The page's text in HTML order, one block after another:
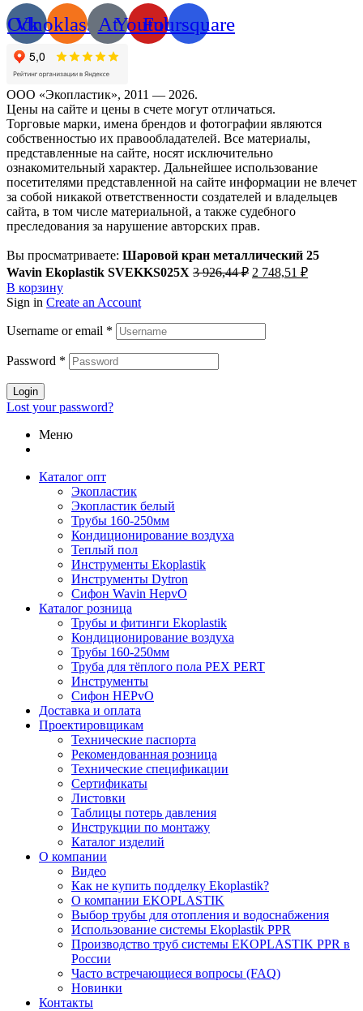
Vk
Odnoklassniki
AtYoutube
Foursquare
ООО «Экопластик», 2011 — 2026.
Цены на сайте и цены в счете могут отличаться.
Торговые марки, имена брендов и фотографии являются
собственностью их правообладателей. Все материалы,
представленные на сайте, носят исключительно
ознакомительный характер. Дальнейшее использование
посетителями представленной на сайте информации не влечет
за собой никакой ответственности создателей и владельцев
сайта, в том числе материальной, а также судебного
преследования за нарушение авторских прав.
Вы просматриваете: Шаровой кран металлический 25
Wavin Ekoplastik SVEKKS025X 3 926,44₽ Первоначальная
2 748,51 ₽Текущая
В корзину
Sign in Create an Account
Username or email *
Password *
Login
Lost your password?
Меню
Каталог опт
Экопластик
Экопластик белый
Трубы 160-250мм
Кондиционирование воздуха
Теплый пол
Инструменты Ekoplastik
Инструменты Dytron
Сифон Wavin HepvO
Каталог розница
Трубы и фитинги Ekoplastik
Кондиционирование воздуха
Трубы 160-250мм
Труба для тёплого пола PEX PERT
Инструменты
Сифон HEPvO
Доставка и оплата
Проектировщикам
Технические паспорта
Рекомендованная розница
Технические спецификации
Сертификаты
Листовки
Таблицы потерь давления
Инструкции по монтажу
Каталог изделий
О компании
Видео
Как не купить подделку Ekoplastik?
О компании EKOPLASTIK
Выбор трубы для отопления и водоснабжения
Использование системы Ekoplastik PPR
Производство труб системы EKOPLASTIK PPR в
России
Часто встречающиеся вопросы (FAQ)
Новинки
Контакты